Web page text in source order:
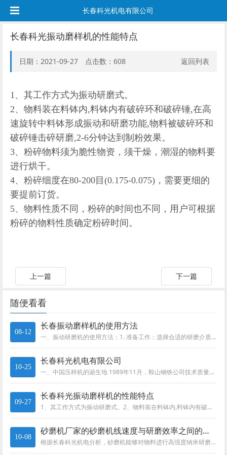
长春科光机电有限公司
长春科光振动磨样机的性能特点
日期：2021-09-27 点击数： 608 返回列表
1、其工作方式为振动研磨式。
2、物料装在料钵内,料钵内有破碎环和破碎锤,在高
速旋转中料钵形成振动和研磨功能,物料被破碎环和
破碎锤击碎研磨,2-6分钟达到制粉效果。
3、粉碎物料须为脆性物资，须干燥，潮湿的物料要
进行烘干。
4、粉碎细度在80-200目(0.175-0.075)，需要更细的
要提前订货。
5、物料性质不同，粉碎的时间也不同，用户可根据
粉碎的物料性质确定粉碎时间。
上一篇 下一篇
随便看看
08-12
长春振动磨样机的使用方法
一、振动研磨机的使用方法：1. 准备工作：选择合适的研磨介质，根据工件的材料和形状来确定研磨介质的大小和材质。将研磨介质...
10-25
长春科光机电有限公司
一、中国压样机的诞生地 1989年11月，鞍山钢铁公司技术质量监督处朱处长来中国科学院长春光学精密机械研究...
09-27
长春科光振动磨样机的性能特点
1、其工作方式为振动研磨式。2、物料装在料钵内,料钵内有破碎环和破碎锤,在高速旋转中料钵形成振动和研磨功能,物料被破碎环...
10-08
砂磨机厂家的砂磨机线速度与研磨效率之间的关系以及影响
根据长春科光机电分析，砂磨机能够对物料进行高强度纳米研磨或低损伤纳米分散。它的搅拌转子和无筛网离心分离器分别单独驱动，使...